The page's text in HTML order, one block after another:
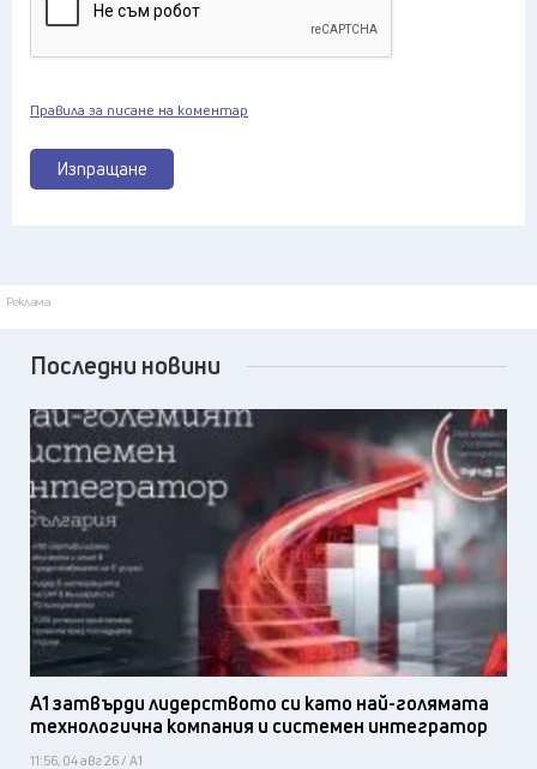
Изпращане
Правила за писане на коментар
Реклама
Последни новини
А1 затвърди лидерството си като най-голямата
технологична компания и системен интегратор
11:56, 04 авг 26 / А1